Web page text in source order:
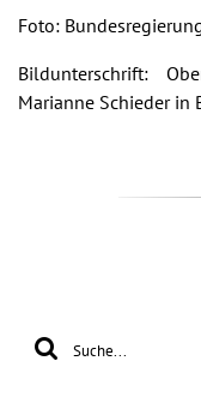
Foto:
Bildunterschrift:
Marianne Schieder in